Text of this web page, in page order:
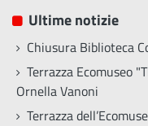
Ultime notizie
Chiusura Biblioteca
Terrazza Ecomuseo
Ornella Vanoni
Terrazza